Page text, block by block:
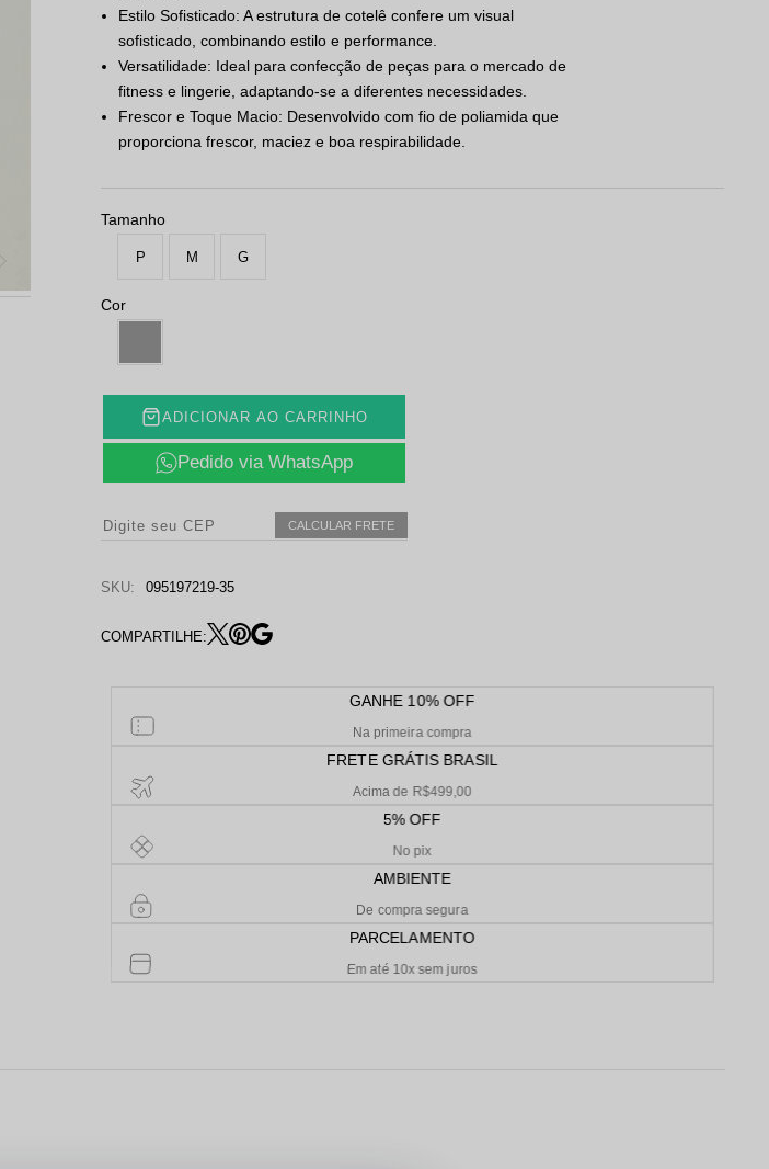
Estilo Sofisticado: A estrutura de cotelê confere um visual
sofisticado, combinando estilo e performance.
Versatilidade: Ideal para confecção de peças para o mercado de
fitness e lingerie, adaptando-se a diferentes necessidades.
Frescor e Toque Macio: Desenvolvido com fio de poliamida que
proporciona frescor, maciez e boa respirabilidade.
Tamanho
P M G
Cor
ADICIONAR AO CARRINHO
Pedido via WhatsApp
CALCULAR FRETE
SKU: 095197219-35
COMPARTILHE:
GANHE 10% OFF
Na primeira compra
FRETE GRÁTIS BRASIL
Acima de R$499,00
5% OFF
No pix
AMBIENTE
De compra segura
PARCELAMENTO
Em até 10x sem juros